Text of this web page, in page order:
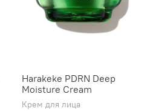
Harakeke PDRN Deep
Moisture Cream
Крем для лица